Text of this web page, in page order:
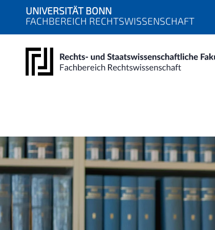
UNIVERSITÄT BONN
FACHBEREICH RECHTSWISSENSCHAFT